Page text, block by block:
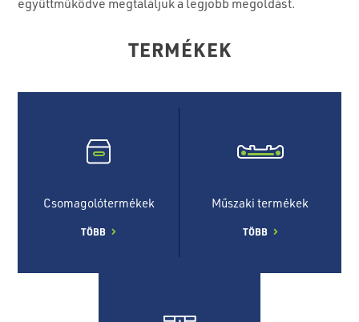
együttműködve megtaláljuk a legjobb megoldást.
TERMÉKEK
Csomagolótermékek
TÖBB
Műszaki termékek
TÖBB